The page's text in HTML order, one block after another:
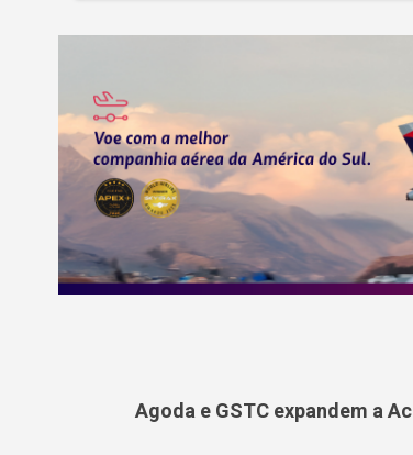
Agoda e GSTC expandem a